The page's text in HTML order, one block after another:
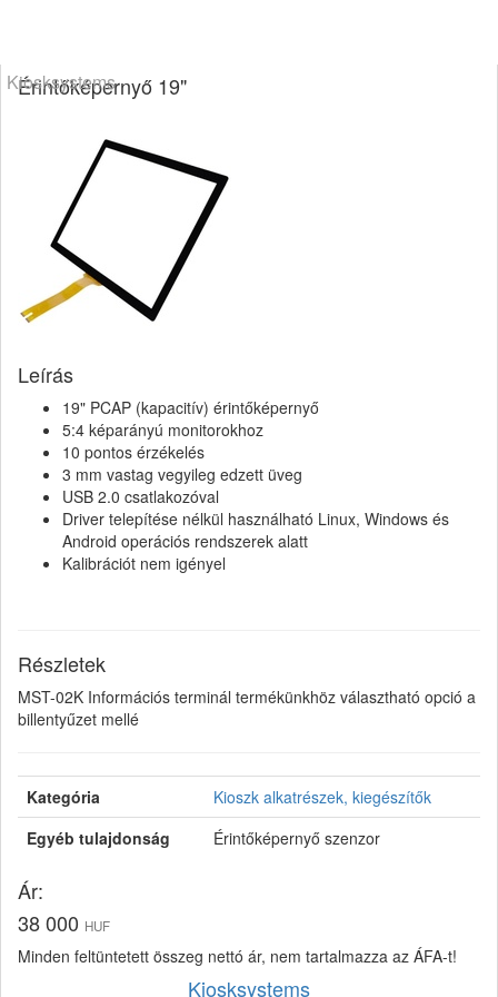
Kiosksystems
Érintőképernyő 19"
Leírás
19" PCAP (kapacitív) érintőképernyő
5:4 képarányú monitorokhoz
10 pontos érzékelés
3 mm vastag vegyileg edzett üveg
USB 2.0 csatlakozóval
Driver telepítése nélkül használható Linux, Windows és
Android operációs rendszerek alatt
Kalibrációt nem igényel
Részletek
MST-02K Információs terminál termékünkhöz választható opció a
billentyűzet mellé
Kategória
Kioszk alkatrészek, kiegészítők
Egyéb tulajdonság
Érintőképernyő szenzor
Ár:
38 000 HUF
Minden feltüntetett összeg nettó ár, nem tartalmazza az ÁFA-t!
Kiosksystems